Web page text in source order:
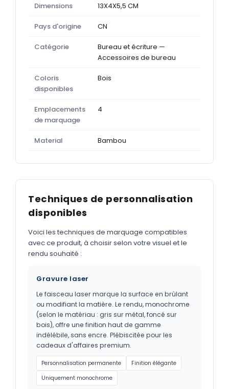
Dimensions 13X4X5,5 CM
Pays d'origine CN
Catégorie
Bureau et écriture —
Accessoires de bureau
Coloris
disponibles
Bois
Emplacements
de marquage
4
Material Bambou
Techniques de personnalisation
disponibles
Voici les techniques de marquage compatibles
avec ce produit, à choisir selon votre visuel et le
rendu souhaité :
Gravure laser
Le faisceau laser marque la surface en brûlant
ou modifiant la matière. Le rendu, monochrome
(selon le matériau : gris sur métal, foncé sur
bois), offre une finition haut de gamme
indélébile, sans encre. Plébiscitée pour les
cadeaux d'affaires premium.
Personnalisation permanente
Finition élégante
Uniquement monochrome